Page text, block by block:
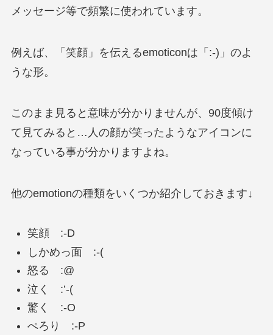
メッセージ等で頻繁に使われています。
例えば、「笑顔」を伝えるemoticonは「:-)」のよ
うな形。
このまま見ると意味が分かりませんが、90度傾け
て見てみると…人の顔が笑ったようなアイコンに
なっている事が分かりますよね。
他のemotionの種類をいくつか紹介しておきます↓
笑顔 :-D
しかめっ面 :-(
怒る :@
泣く :’-(
驚く :-O
ぺろり :-P